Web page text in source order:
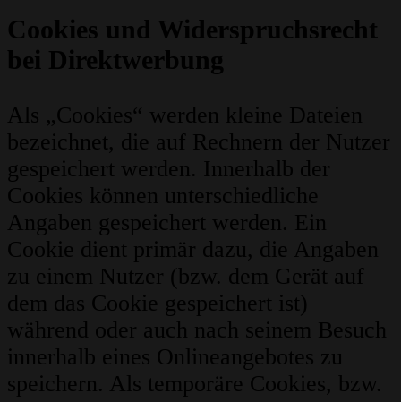
Cookies und Widerspruchsrecht
bei Direktwerbung
Als „Cookies“ werden kleine Dateien
bezeichnet, die auf Rechnern der Nutzer
gespeichert werden. Innerhalb der
Cookies können unterschiedliche
Angaben gespeichert werden. Ein
Cookie dient primär dazu, die Angaben
zu einem Nutzer (bzw. dem Gerät auf
dem das Cookie gespeichert ist)
während oder auch nach seinem Besuch
innerhalb eines Onlineangebotes zu
speichern. Als temporäre Cookies, bzw.